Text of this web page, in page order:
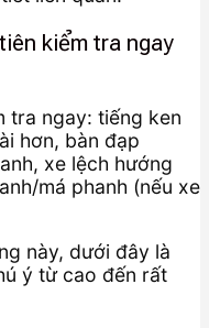
kiểm tra ngay
tra ngay: tiếng ken
hơn, bàn đạp
xe lệch hướng
má phanh (nếu xe
này, dưới đây là
ý từ cao đến rất